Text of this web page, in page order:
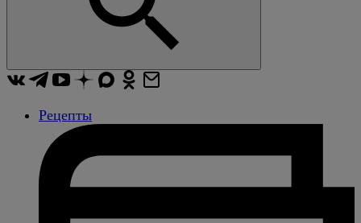
Рецепты